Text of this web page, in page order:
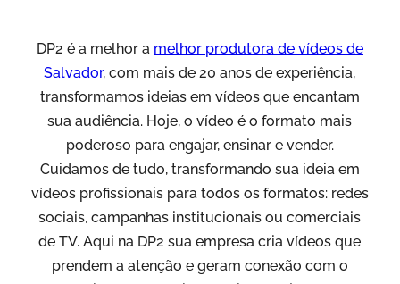
DP2 é a melhor a melhor produtora de vídeos de
Salvador, com mais de 20 anos de experiência,
transformamos ideias em vídeos que encantam
sua audiência. Hoje, o vídeo é o formato mais
poderoso para engajar, ensinar e vender.
Cuidamos de tudo, transformando sua ideia em
vídeos profissionais para todos os formatos: redes
sociais, campanhas institucionais ou comerciais
de TV. Aqui na DP2 sua empresa cria vídeos que
prendem a atenção e geram conexão com o